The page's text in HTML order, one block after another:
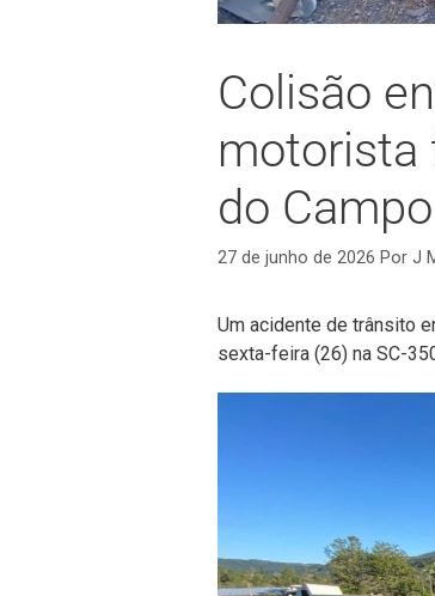
Colisão
motorista
do Campo
27 de junho de 2026 Por J
Um acidente de trânsito
sexta-feira (26) na SC-